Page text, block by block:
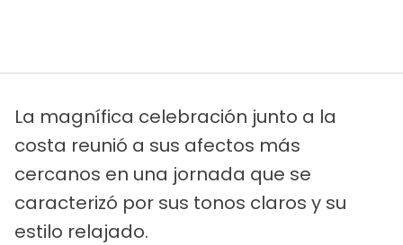
La magnífica celebración junto a la
costa reunió a sus afectos más
cercanos en una jornada que se
caracterizó por sus tonos claros y su
estilo relajado.